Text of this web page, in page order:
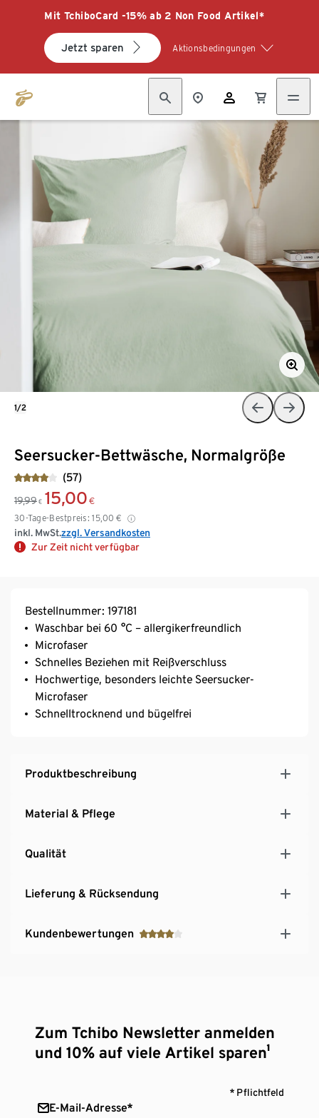
Mit TchiboCard -15% ab 2 Non Food Artikel*
Jetzt sparen Aktionsbedingungen
Seersucker-Bettwäsche, Normalgröße
(57)
19,99 € 15,00 €
30-Tage-Bestpreis: 15,00 €
inkl. MwSt.zzgl. Versandkosten
Zur Zeit nicht verfügbar
1/2
Bestellnummer: 197181
Waschbar bei 60 °C – allergikerfreundlich
Microfaser
Schnelles Beziehen mit Reißverschluss
Hochwertige, besonders leichte Seersucker-
Microfaser
Schnelltrocknend und bügelfrei
Produktbeschreibung
Material & Pflege
Qualität
Lieferung & Rücksendung
Kundenbewertungen
Zum Tchibo Newsletter anmelden
und 10% auf viele Artikel sparen¹
* Pflichtfeld
E-Mail-Adresse*